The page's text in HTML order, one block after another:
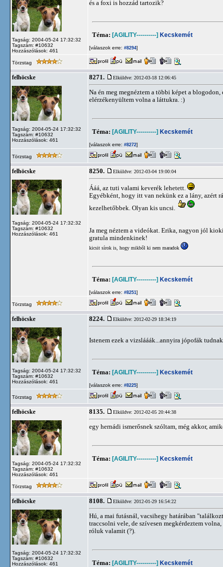
Tagság: 2004-05-24 17:32:32
Tagszám: #10632
Hozzászólások: 461
és a foxi is hozzád tartozik?
Téma: [AGILITY----------] Kecskemét
[válaszok erre: #8294]
Törzstag
felhöcske
Tagság: 2004-05-24 17:32:32
Tagszám: #10632
Hozzászólások: 461
8271. Elküldve: 2012-03-18 12:06:45
Na én meg megnéztem a többi képet a
elérzékenyültem volna a láttukra. :)
Téma: [AGILITY----------] Kecskemét
[válaszok erre: #8272]
Törzstag
felhöcske
Tagság: 2004-05-24 17:32:32
Tagszám: #10632
Hozzászólások: 461
8250. Elküldve: 2012-03-04 19:00:04
Ááá, az tuti valami keverék lehetett.
Egyébként, hogy itt van nekünk ez a lány, azért
kezelhetőbbek. Olyan kis uncsi.
Ja meg néztem a videókat. Erika, nagyon jól
gratula mindenkinek!
kicsit sírok is, hogy mikből ki nem maradok
Téma: [AGILITY----------] Kecskemét
[válaszok erre: #8251]
Törzstag
felhöcske
Tagság: 2004-05-24 17:32:32
Tagszám: #10632
Hozzászólások: 461
8224. Elküldve: 2012-02-29 18:34:19
Istenem ezek a vizslááák...annyira jópofák
Téma: [AGILITY----------] Kecskemét
[válaszok erre: #8225]
Törzstag
felhöcske
Tagság: 2004-05-24 17:32:32
Tagszám: #10632
Hozzászólások: 461
8135. Elküldve: 2012-02-05 20:44:38
egy hernádi ismerősnek szóltam, még akkor,
Téma: [AGILITY----------] Kecskemét
Törzstag
felhöcske
Tagság: 2004-05-24 17:32:32
Tagszám: #10632
Hozzászólások: 461
8108. Elküldve: 2012-01-29 16:54:22
Hú, a mai futásnál, vacsihegy határában
traccsolni vele, de szívesen megkérdeztem
róluk valamit (?).
Téma: [AGILITY----------] Kecskemét